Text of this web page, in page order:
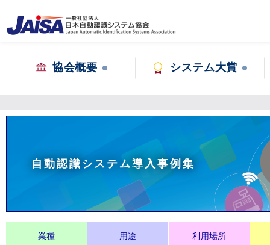
協会概要 システム大賞
自動認識システム導入事例集
業種 用途 利用場所